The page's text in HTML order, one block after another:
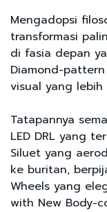
Mengadopsi
transformasi
di fasia depan
Diamond-
visual yang
Tatapannya
LED DRL yang
Siluet yang
ke buritan,
Wheels yang
with New Body-